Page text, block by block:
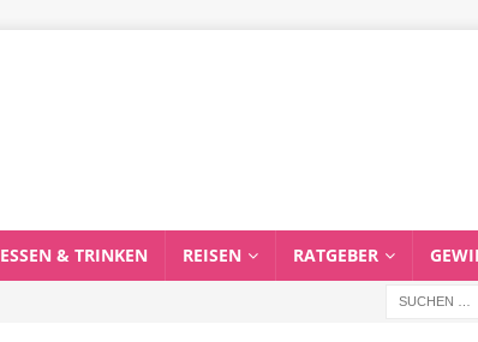
ESSEN & TRINKEN REISEN RATGEBER